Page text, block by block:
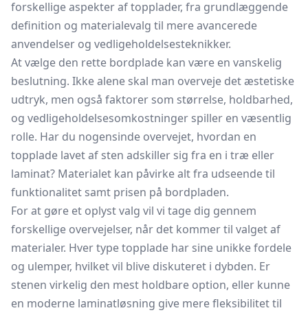
forskellige aspekter af topplader, fra grundlæggende
definition og materialevalg til mere avancerede
anvendelser og vedligeholdelsesteknikker.
At vælge den rette bordplade kan være en vanskelig
beslutning. Ikke alene skal man overveje det æstetiske
udtryk, men også faktorer som størrelse, holdbarhed,
og vedligeholdelsesomkostninger spiller en væsentlig
rolle. Har du nogensinde overvejet, hvordan en
topplade lavet af sten adskiller sig fra en i træ eller
laminat? Materialet kan påvirke alt fra udseende til
funktionalitet samt prisen på bordpladen.
For at gøre et oplyst valg vil vi tage dig gennem
forskellige overvejelser, når det kommer til valget af
materialer. Hver type topplade har sine unikke fordele
og ulemper, hvilket vil blive diskuteret i dybden. Er
stenen virkelig den mest holdbare option, eller kunne
en moderne laminatløsning give mere fleksibilitet til